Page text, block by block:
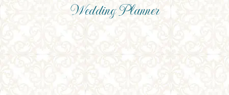
Wedding Planner